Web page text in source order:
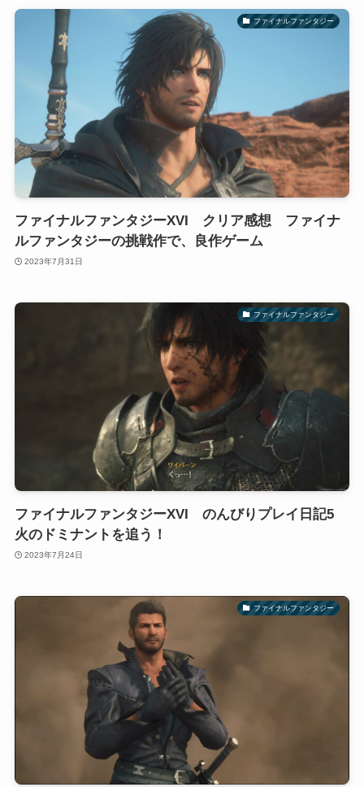
ファイナルファンタジー
ファイナルファンタジーXVI クリア感想 ファイナ
ルファンタジーの挑戦作で、良作ゲーム
2023年7月31日
ファイナルファンタジー
ファイナルファンタジーXVI のんびりプレイ日記5
火のドミナントを追う！
2023年7月24日
ファイナルファンタジー